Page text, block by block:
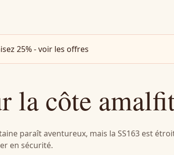
25% - voir les offres
la côte
paraît aventureux, mais la SS163 est
en sécurité.